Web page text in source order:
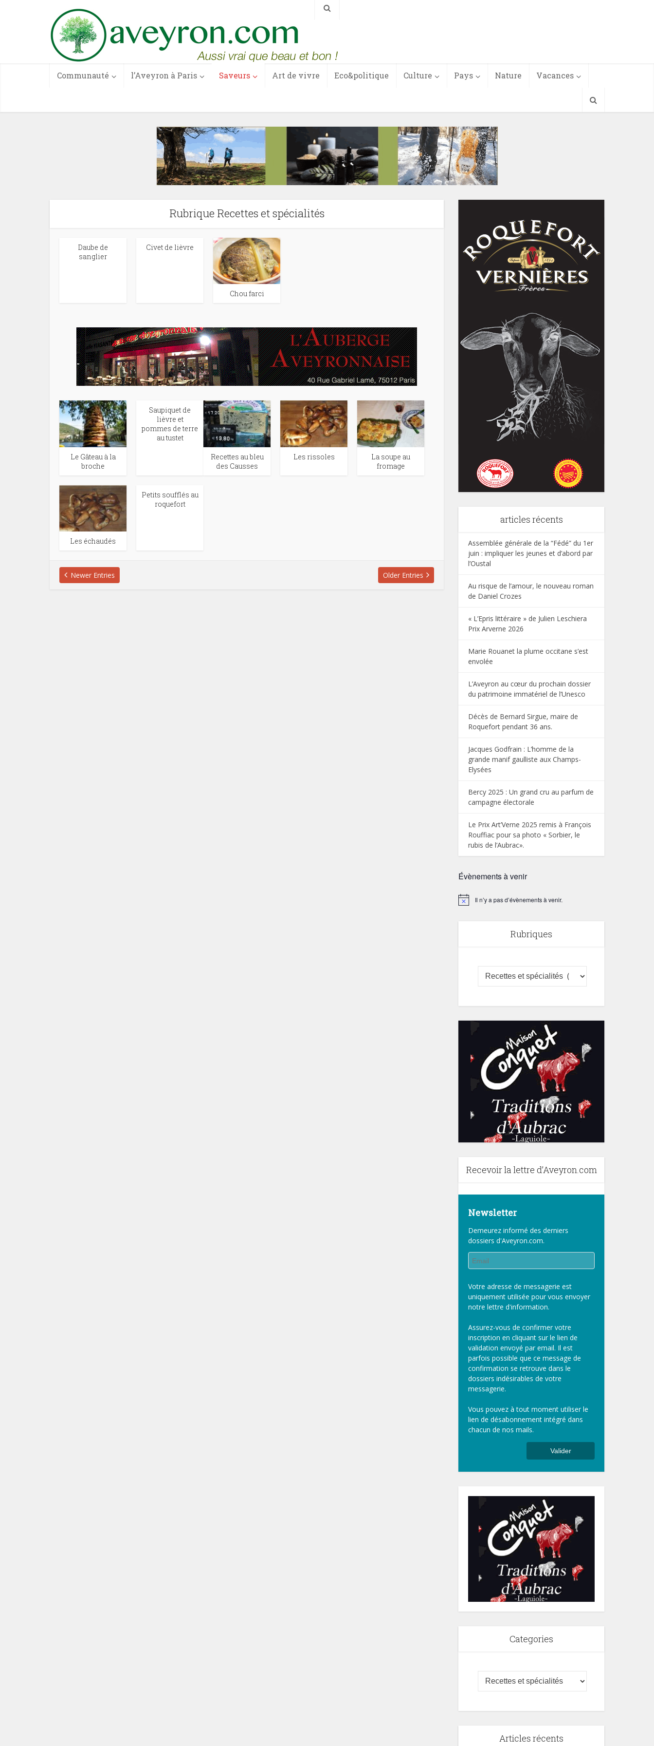
Communauté l’Aveyron à Paris Saveurs Art de vivre Eco&politique Culture Pays Nature Vacances
Rubrique Recettes et spécialités
Daube de
sanglier
Civet de lièvre
Chou farci
Le Gâteau à la
broche
Saupiquet de
lièvre et
pommes de terre
au tustet
Recettes au bleu
des Causses
Les rissoles
La soupe au
fromage
Les échaudés
Petits soufflés au
roquefort
Older Entries
Newer Entries
articles récents
Assemblée générale de la “Fédé” du 1er
juin : impliquer les jeunes et d’abord par
l’Oustal
Au risque de l’amour, le nouveau roman
de Daniel Crozes
« L’Epris littéraire » de Julien Leschiera
Prix Arverne 2026
Marie Rouanet la plume occitane s’est
envolée
L’Aveyron au cœur du prochain dossier
du patrimoine immatériel de l’Unesco
Décès de Bernard Sirgue, maire de
Roquefort pendant 36 ans.
Jacques Godfrain : L’homme de la
grande manif gaulliste aux Champs-
Elysées
Bercy 2025 : Un grand cru au parfum de
campagne électorale
Le Prix Art’Verne 2025 remis à François
Rouffiac pour sa photo « Sorbier, le
rubis de l’Aubrac».
Évènements à venir
Notice Il n’y a pas d’évènements à venir.
Rubriques
Recevoir la lettre d’Aveyron.com
Newsletter
Demeurez informé des derniers
dossiers d'Aveyron.com.
Votre adresse de messagerie est
uniquement utilisée pour vous envoyer
notre lettre d'information.
Assurez-vous de confirmer votre
inscription en cliquant sur le lien de
validation envoyé par email. Il est
parfois possible que ce message de
confirmation se retrouve dans le
dossiers indésirables de votre
messagerie.
Vous pouvez à tout moment utiliser le
lien de désabonnement intégré dans
chacun de nos mails.
Categories
Articles récents